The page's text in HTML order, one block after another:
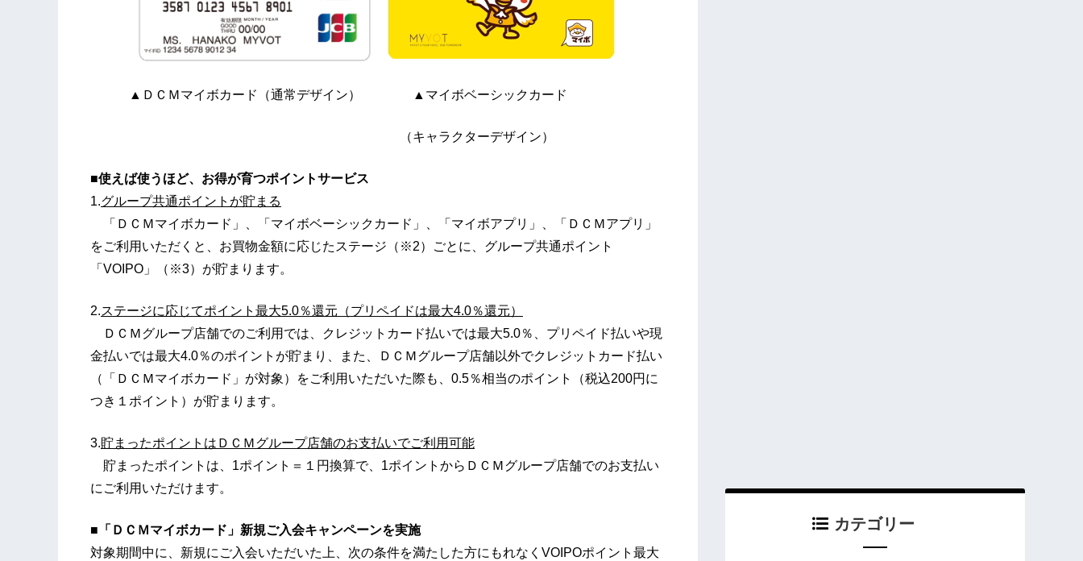
▲ＤＣＭマイボカード（通常デザイン） ▲マイボベーシックカード
（キャラクターデザイン）
■使えば使うほど、お得が育つポイントサービス
1.グループ共通ポイントが貯まる
「ＤＣＭマイボカード」、「マイボベーシックカード」、「マイボアプリ」、「ＤＣＭアプリ」
をご利用いただくと、お買物金額に応じたステージ（※2）ごとに、グループ共通ポイント
「VOIPO」（※3）が貯まります。
2.ステージに応じてポイント最大5.0％還元（プリペイドは最大4.0％還元）
ＤＣＭグループ店舗でのご利用では、クレジットカード払いでは最大5.0％、プリペイド払いや現
金払いでは最大4.0％のポイントが貯まり、また、ＤＣＭグループ店舗以外でクレジットカード払い
（「ＤＣＭマイボカード」が対象）をご利用いただいた際も、0.5％相当のポイント（税込200円に
つき１ポイント）が貯まります。
3.貯まったポイントはＤＣＭグループ店舗のお支払いでご利用可能
貯まったポイントは、1ポイント＝１円換算で、1ポイントからＤＣＭグループ店舗でのお支払い
にご利用いただけます。
■「ＤＣＭマイボカード」新規ご入会キャンペーンを実施
対象期間中に、新規にご入会いただいた上、次の条件を満たした方にもれなくVOIPOポイント最大
カテゴリー